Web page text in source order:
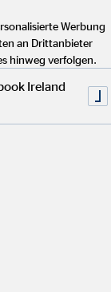
erfüllende
Tätigkeit als
Dein
kannst.
Werbung
an Drittanbieter
hinweg verfolgen.
Ireland